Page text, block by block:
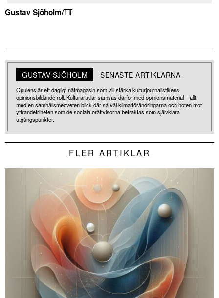
Gustav Sjöholm/TT
GUSTAV SJÖHOLM SENASTE ARTIKLARNA
Opulens är ett dagligt nätmagasin som vill stärka kulturjournalistikens
opinionsbildande roll. Kulturartiklar samsas därför med opinionsmaterial – allt
med en samhällsmedveten blick där så väl klimatförändringarna och hoten mot
yttrandefriheten som de sociala orättvisorna betraktas som självklara
utgångspunkter.
FLER ARTIKLAR